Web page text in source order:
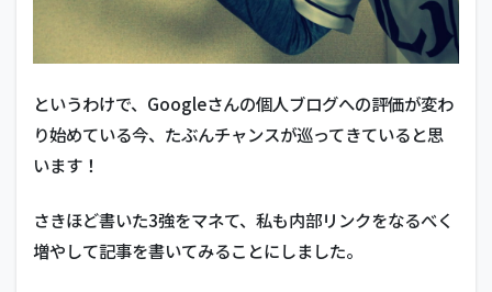
というわけで、Googleさんの個人ブログへの評価が変わ
り始めている今、たぶんチャンスが巡ってきていると思
います！
さきほど書いた3強をマネて、私も内部リンクをなるべく
増やして記事を書いてみることにしました。